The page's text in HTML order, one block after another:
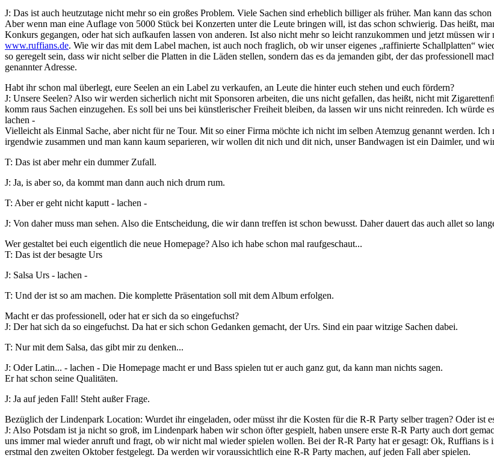
J: Das ist auch heutzutage nicht mehr so ein großes Problem. Viele Sachen sind erheblich billiger als früher. Man kann das
Aber wenn man eine Auflage von 5000 Stück bei Konzerten unter die Leute bringen will, ist das schon schwierig. Das heißt,
Konkurs gegangen, oder hat sich aufkaufen lassen von anderen. Ist also nicht mehr so leicht ranzukommen und jetzt müssen
www.ruffians.de. Wie wir das mit dem Label machen, ist auch noch fraglich, ob wir unser eigenes „raffinierte Schallplatten“
so geregelt sein, dass wir nicht selber die Platten in die Läden stellen, sondern das es da jemanden gibt, der das professionell
genannter Adresse.
Habt ihr schon mal überlegt, eure Seelen an ein Label zu verkaufen, an Leute die hinter euch stehen und euch fördern?
J: Unsere Seelen? Also wir werden sicherlich nicht mit Sponsoren arbeiten, die uns nicht gefallen, das heißt, nicht mit
komm raus Sachen einzugehen. Es soll bei uns bei künstlerischer Freiheit bleiben, da lassen wir uns nicht reinreden. Ich würde
lachen -
Vielleicht als Einmal Sache, aber nicht für ne Tour. Mit so einer Firma möchte ich nicht im selben Atemzug genannt werden.
irgendwie zusammen und man kann kaum separieren, wir wollen dit nich und dit nich, unser Bandwagen ist ein Daimler, und
T: Das ist aber mehr ein dummer Zufall.
J: Ja, is aber so, da kommt man dann auch nich drum rum.
T: Aber er geht nicht kaputt - lachen -
J: Von daher muss man sehen. Also die Entscheidung, die wir dann treffen ist schon bewusst. Daher dauert das auch allet so
Wer gestaltet bei euch eigentlich die neue Homepage? Also ich habe schon mal raufgeschaut...
T: Das ist der besagte Urs
J: Salsa Urs - lachen -
T: Und der ist so am machen. Die komplette Präsentation soll mit dem Album erfolgen.
Macht er das professionell, oder hat er sich da so eingefuchst?
J: Der hat sich da so eingefuchst. Da hat er sich schon Gedanken gemacht, der Urs. Sind ein paar witzige Sachen dabei.
T: Nur mit dem Salsa, das gibt mir zu denken...
J: Oder Latin... - lachen - Die Homepage macht er und Bass spielen tut er auch ganz gut, da kann man nichts sagen.
Er hat schon seine Qualitäten.
J: Ja auf jeden Fall! Steht außer Frage.
Bezüglich der Lindenpark Location: Wurdet ihr eingeladen, oder müsst ihr die Kosten für die R-R Party selber tragen? Oder ist
J: Also Potsdam ist ja nicht so groß, im Lindenpark haben wir schon öfter gespielt, haben unsere erste R-R Party auch dort
uns immer mal wieder anruft und fragt, ob wir nicht mal wieder spielen wollen. Bei der R-R Party hat er gesagt: Ok, Ruffians
erstmal den zweiten Oktober festgelegt. Da werden wir voraussichtlich eine R-R Party machen, auf jeden Fall aber spielen.